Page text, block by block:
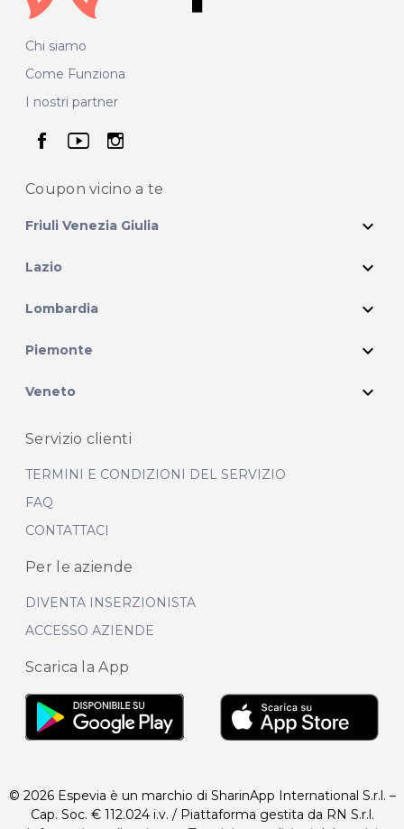
Chi siamo
Come Funziona
I nostri partner
seguici su facebook
seguici su youtube
seguici su instagram
Coupon vicino a te
Friuli Venezia Giulia expand_more
Lazio expand_more
Lombardia expand_more
Piemonte expand_more
Veneto expand_more
Servizio clienti
TERMINI E CONDIZIONI DEL SERVIZIO
FAQ
CONTATTACI
Per le aziende
DIVENTA INSERZIONISTA
ACCESSO AZIENDE
Scarica la App
© 2026 Espevia è un marchio di SharinApp International S.r.l. –
Cap. Soc. € 112.024 i.v. / Piattaforma gestita da RN S.r.l.